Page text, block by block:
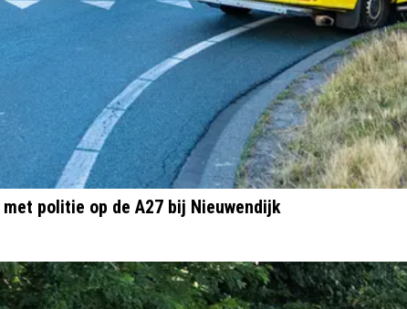
politie op de A27 bij Nieuwendijk